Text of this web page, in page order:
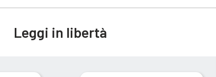
Leggi in libertà